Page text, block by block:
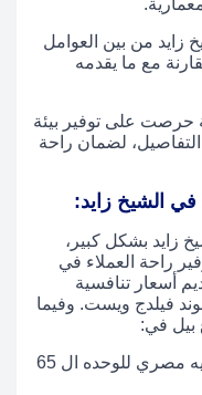
زايد من بين العوامل
مع ما يقدمه
حرصت على توفير بيئة
لضمان راحة
في الشيخ زايد:
زايد بشكل كبير،
راحة العملاء في
أسعار تنافسية
فيلدج ويست. وفيما
بيل في:
تبدأ اسعار الوحدات من 2507888 جنيه مصري للوحده ال 65